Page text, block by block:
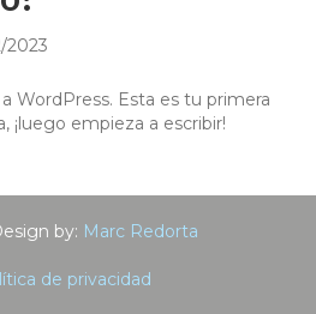
2023
WordPress. Esta es tu primera
¡luego empieza a escribir!
by: Marc Redorta
de privacidad